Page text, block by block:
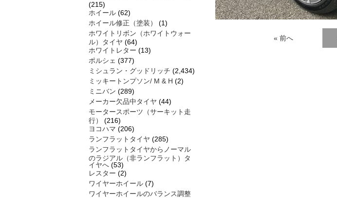
« 前へ
(215)
ホイール (62)
ホイール修正（塗装）
(1)
ホワイトリボン（ホワイトウォー
ル）タイヤ (64)
ホワイトレター (13)
ポルシェ (377)
ミシュラン・グッドリッチ (2,434)
ミッキートンプソン/ M & H (2)
ミニバン (289)
メーカー欠品中タイヤ (44)
モータースポーツ（サーキット走
行）
(216)
ヨコハマ (206)
ランフラットタイヤ (285)
ランフラットタイヤからノーマル
のラジアル（非ランフラット）タ
イヤへ (53)
レスター (2)
ワイヤーホイール (7)
ワイヤーホイールのバランス調整